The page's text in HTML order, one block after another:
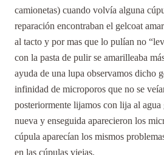
camionetas) cuando volvía alguna
reparación encontraban el gelcoat
al tacto y por mas que lo pulían no
con la pasta de pulir se amarilleaba
ayuda de una lupa observamos dicho
infinidad de microporos que no se
posteriormente lijamos con lija al
nueva y enseguida aparecieron los
cúpula aparecían los mismos
en las cúpulas viejas.